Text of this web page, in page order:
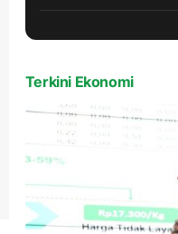
Terkini Ekonomi